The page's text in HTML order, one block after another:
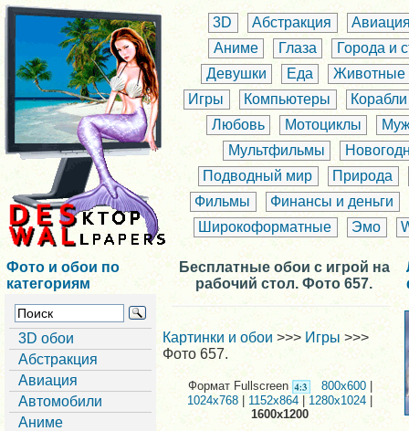
3D Абстракция
Аниме
Глаза
Города и
Девушки
Еда
Животные
Игры
Компьютеры
Корабли
Любовь
Мотоциклы
Мультфильмы
Подводный мир
Природа
Фильмы
Финансы и деньги
Широкоформатные
Эмо
Фото и обои по
категориям
3D обои
Абстракция
Авиация
Автомобили
Аниме
Бесплатные обои с игрой на
рабочий стол. Фото 657.
Картинки и обои >>> Игры>>>
Фото 657.
Формат Fullscreen 800x600
1024x768
1152x864|1280x1024
1600x1200